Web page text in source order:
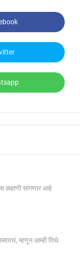
कहाणी सांगणार आहे
म्हणून आम्ही तिथे